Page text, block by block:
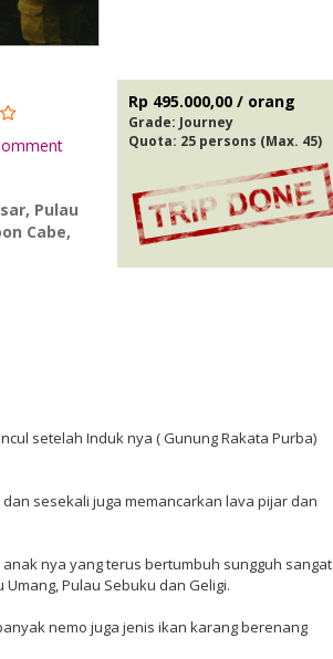
, Pulau
Cabe,
Rp 495.000,00 / orang
Grade: Journey
Quota: 25 persons (Max. 45)
setelah Induk nya ( Gunung Rakata Purba)
sesekali juga memancarkan lava pijar dan
nya yang terus bertumbuh sungguh sangat
Pulau Sebuku dan Geligi.
nemo juga jenis ikan karang berenang